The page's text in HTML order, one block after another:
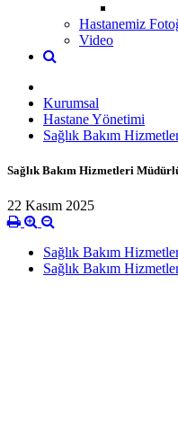
Hastanemiz
Video
Kurumsal
Hastane Yönetimi
Sağlık Bakım
Sağlık Bakım Hizmetleri
22 Kasım 2025
Sağlık Bakım
Sağlık Bakım